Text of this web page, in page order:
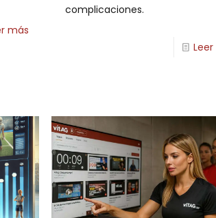
más
complicaciones.